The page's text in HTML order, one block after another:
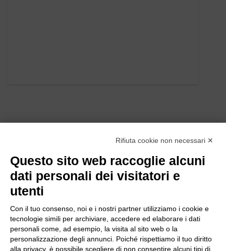
Rifiuta cookie non necessari ✕
Questo sito web raccoglie alcuni
dati personali dei visitatori e
utenti
Con il tuo consenso, noi e i nostri partner utilizziamo i cookie e
tecnologie simili per archiviare, accedere ed elaborare i dati
personali come, ad esempio, la visita al sito web o la
personalizzazione degli annunci. Poiché rispettiamo il tuo diritto
alla privacy, è possibile scegliere di non consentire alcuni tipi di